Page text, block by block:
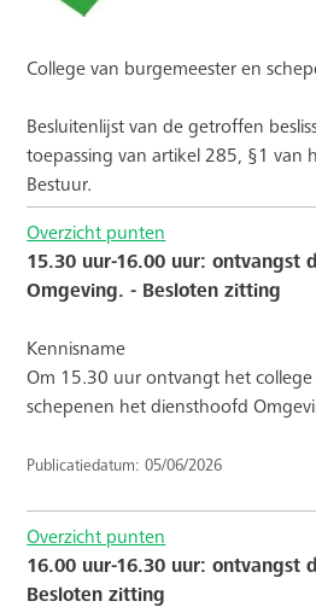
College van burgemeester en
Besluitenlijst van de getroffen
toepassing van artikel 285, §1 van
Bestuur.
Overzicht punten
15.30 uur-16.00 uur: ontvangst
Omgeving. - Besloten zitting
Kennisname
Om 15.30 uur ontvangt het college
schepenen het diensthoofd
Publicatiedatum: 05/06/2026
Overzicht punten
16.00 uur-16.30 uur: ontvangst
Besloten zitting